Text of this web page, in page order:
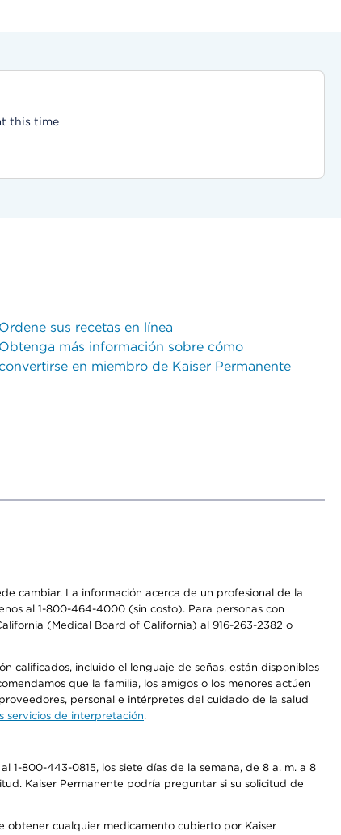
this time
Ordene sus recetas en línea
Obtenga más información sobre cómo
convertirse en miembro de Kaiser Permanente
cambiar. La información acerca de un profesional de la
al 1-800-464-4000 (sin costo). Para personas con
(Medical Board of California) al 916-263-2382 o
calificados, incluido el lenguaje de señas, están disponibles
que la familia, los amigos o los menores actúen
personal e intérpretes del cuidado de la salud
servicios de interpretación.
1-800-443-0815, los siete días de la semana, de 8 a. m. a 8
Kaiser Permanente podría preguntar si su solicitud de
obtener cualquier medicamento cubierto por Kaiser